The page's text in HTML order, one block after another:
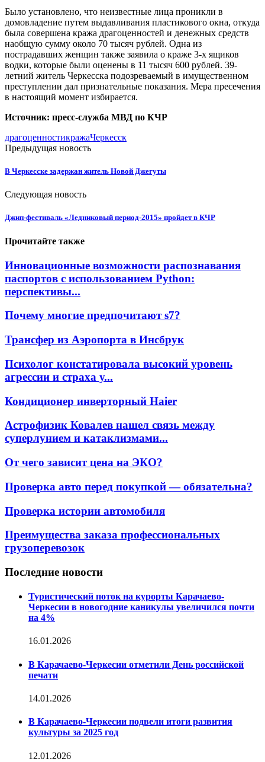
Было установлено, что неизвестные лица проникли в
домовладение путем выдавливания пластикового окна, откуда
была совершена кража драгоценностей и денежных средств
наобщую сумму около 70 тысяч рублей. Одна из
пострадавших женщин также заявила о краже 3-х ящиков
водки, которые были оценены в 11 тысяч 600 рублей. 39-
летний житель Черкесска подозреваемый в имущественном
преступлении дал признательные показания. Мера пресечения
в настоящий момент избирается.
Источник: пресс-служба МВД по КЧР
драгоценностикражаЧеркесск
Предыдущая новость
В Черкесске задержан житель Новой Джегуты
Следующая новость
Джип-фестиваль «Ледниковый период-2015» пройдет в КЧР
Прочитайте также
Инновационные возможности распознавания
паспортов с использованием Python:
перспективы...
Почему многие предпочитают s7?
Трансфер из Аэропорта в Инсбрук
Психолог констатировала высокий уровень
агрессии и страха у...
Кондиционер инверторный Haier
Астрофизик Ковалев нашел связь между
суперлунием и катаклизмами...
От чего зависит цена на ЭКО?
Проверка авто перед покупкой — обязательна?
Проверка истории автомобиля
Преимущества заказа профессиональных
грузоперевозок
Последние новости
Туристический поток на курорты Карачаево-
Черкесии в новогодние каникулы увеличился почти
на 4%
16.01.2026
В Карачаево-Черкесии отметили День российской
печати
14.01.2026
В Карачаево-Черкесии подвели итоги развития
культуры за 2025 год
12.01.2026